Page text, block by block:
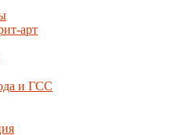
арт
и ГСС